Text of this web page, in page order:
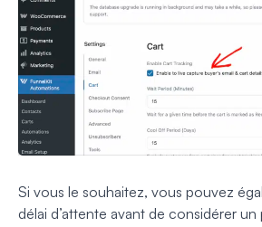
Si vous le souhaitez, vous pouvez
délai d’attente avant de considérer